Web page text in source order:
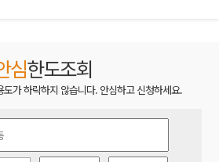
심한도조회
가 하락하지 않습니다. 안심하고 신청하세요.